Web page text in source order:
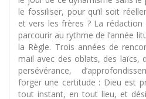
le fossiliser, pour qu’il soit
et vers les frères ? La
parcourir au rythme de l’année
la Règle. Trois années de
mail avec des oblats, des laïcs,
persévérance,
forger une certitude : Dieu est
tout instant, en tout lieu, et